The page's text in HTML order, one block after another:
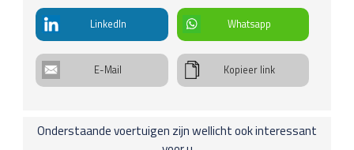
Onderstel
4 WD
Stuurbekrachtiging
Trekhaak, afneembaar
€ 299 p/kwinfo
LinkedIn Whatsapp
E-Mail Kopieer link
Onderstaande voertuigen zijn wellicht ook interessant